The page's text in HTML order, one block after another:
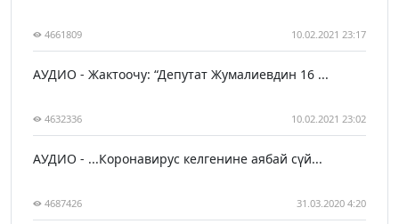
4661809 10.02.2021 23:17
АУДИО - Жактоочу: “Депутат Жумалиевдин 16 ...
4632336 10.02.2021 23:02
АУДИО - ...Коронавирус келгенине аябай сүй...
4687426 31.03.2020 4:20